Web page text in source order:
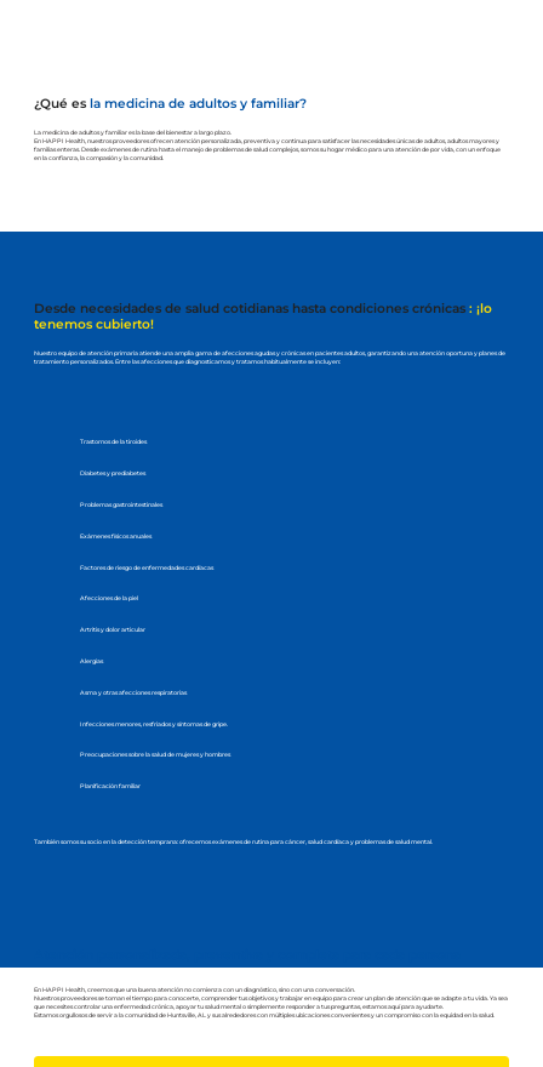
¿Qué esla medicina de adultos y familiar?
La medicina de adultos y familiar es la base del bienestar a largo plazo.
En HAPPI Health, nuestros proveedores ofrecen atención personalizada, preventiva y continua para satisfacer las necesidades únicas de adultos, adultos mayores y
familias enteras. Desde exámenes de rutina hasta el manejo de problemas de salud complejos, somos su hogar médico para una atención de por vida, con un enfoque
en la confianza, la compasión y la comunidad.
Desde necesidades de salud cotidianas hasta condiciones crónicas : ¡lo
tenemos cubierto!
Nuestro equipo de atención primaria atiende una amplia gama de afecciones agudas y crónicas en pacientes adultos, garantizando una atención oportuna y planes de
tratamiento personalizados. Entre las afecciones que diagnosticamos y tratamos habitualmente se incluyen:
Trastornos de la tiroides
Diabetes y prediabetes
Problemas gastrointestinales
Exámenes físicos anuales
Factores de riesgo de enfermedades cardíacas
Afecciones de la piel
Artritis y dolor articular
Alergias
Asma y otras afecciones respiratorias
Infecciones menores, resfriados y síntomas de gripe.
Preocupaciones sobre la salud de mujeres y hombres
Planificación familiar
También somos su socio en la detección temprana: ofrecemos exámenes de rutina para cáncer, salud cardíaca y problemas de salud mental.
En HAPPI Health, creemos que una buena atención no comienza con un diagnóstico, sino con una conversación.
Nuestros proveedores se toman el tiempo para conocerte, comprender tus objetivos y trabajar en equipo para crear un plan de atención que se adapte a tu vida. Ya sea
que necesites controlar una enfermedad crónica, apoyar tu salud mental o simplemente responder a tus preguntas, estamos aquí para ayudarte.
Estamos orgullosos de servir a la comunidad de Huntsville, AL y sus alrededores con múltiples ubicaciones convenientes y un compromiso con la equidad en la salud.